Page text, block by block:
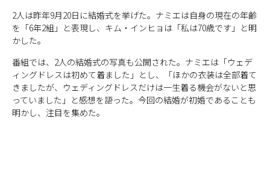
2人は昨年9月20日に結婚式を挙げた。ナミエは自身の現在の年齢
を「6年2組」と表現し、キム・インヒョは「私は70歳です」と明
かした。
番組では、2人の結婚式の写真も公開された。ナミエは「ウェデ
ィングドレスは初めて着ました」とし、「ほかの衣装は全部着て
きましたが、ウェディングドレスだけは一生着る機会がないと思
っていました」と感想を語った。今回の結婚が初婚であることも
明かし、注目を集めた。